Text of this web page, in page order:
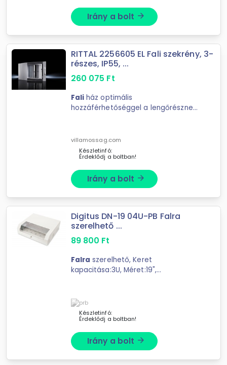
Irány a bolt arrow_forward
RITTAL 2256605 EL Fali szekrény, 3-
részes, IP55, ...
260 075 Ft
Faliház optimális
hozzáférhetőséggel a lengőrésznek
villamossag.com
Készletinfó:
Érdeklődj a boltban!
Irány a bolt arrow_forward
Digitus DN-19 04U-PB Falra
szerelhető ...
89 800 Ft
Falra szerelhető, Keret
kapacitása:3U, Méret:19",
Összeszerelt
Készletinfó:
Érdeklődj a boltban!
Irány a bolt arrow_forward